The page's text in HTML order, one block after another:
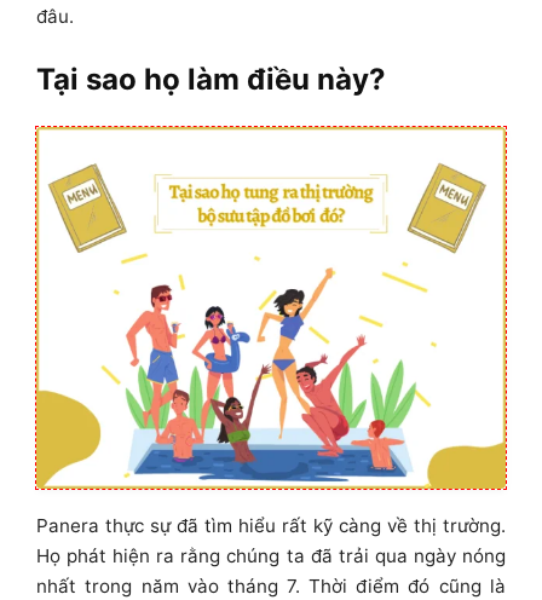
đâu.
Tại sao họ làm điều này?
Panera thực sự đã tìm hiểu rất kỹ càng về thị trường.
Họ phát hiện ra rằng chúng ta đã trải qua ngày nóng
nhất trong năm vào tháng 7. Thời điểm đó cũng là